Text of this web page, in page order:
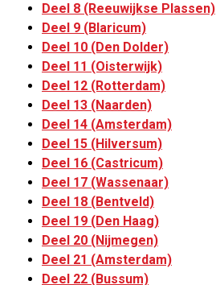
Deel 8 (Reeuwijkse Plassen)
Deel 9 (Blaricum)
Deel 10 (Den Dolder)
Deel 11 (Oisterwijk)
Deel 12 (Rotterdam)
Deel 13 (Naarden)
Deel 14 (Amsterdam)
Deel 15 (Hilversum)
Deel 16 (Castricum)
Deel 17 (Wassenaar)
Deel 18 (Bentveld)
Deel 19 (Den Haag)
Deel 20 (Nijmegen)
Deel 21 (Amsterdam)
Deel 22 (Bussum)